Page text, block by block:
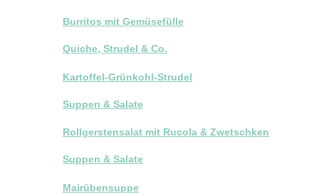
Burritos mit Gemüsefülle
Quiche, Strudel & Co.
Kartoffel-Grünkohl-Strudel
Suppen & Salate
Rollgerstensalat mit Rucola & Zwetschken
Suppen & Salate
Mairübensuppe